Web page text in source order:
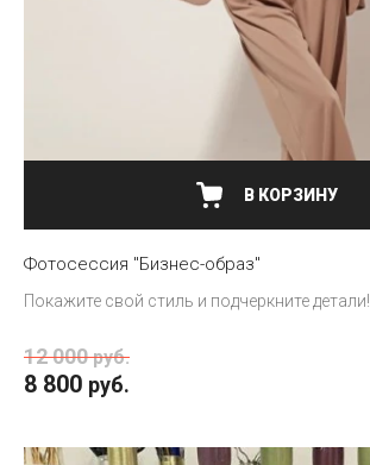
В КОРЗИНУ
Фотосессия "Бизнес-образ"
Покажите свой стиль и подчеркните детали!
12 000 руб.
8 800 руб.